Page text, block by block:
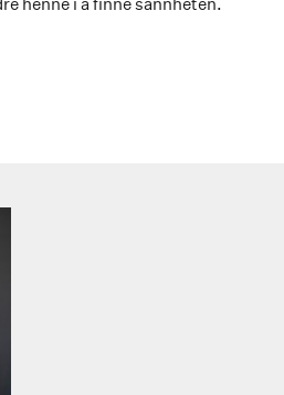
henne i å finne sannheten.